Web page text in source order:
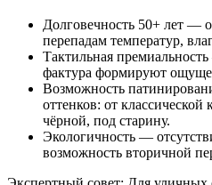
Долговечность 50+ лет —
перепадам температур,
Тактильная
фактура формируют
Возможность
оттенков: от классической
чёрной, под старину.
Экологичность —
возможность вторичной